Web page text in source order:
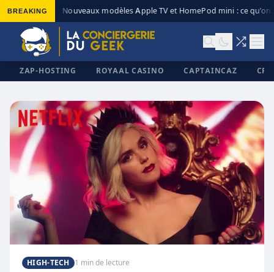
BREAKING Nouveaux modèles Apple TV et HomePod mini : ce qu’on
ZAP-HOSTING ROYAAL CASINO CAPTAINCAZ
✕
HIGH-TECH 1 min de lecture